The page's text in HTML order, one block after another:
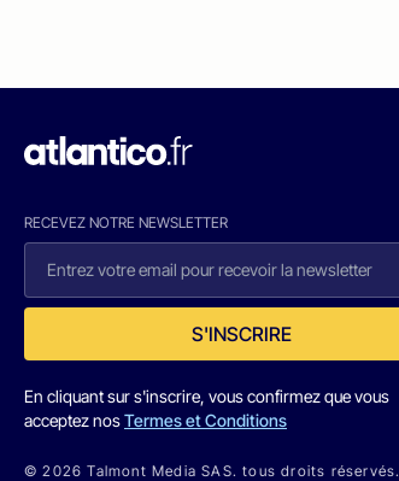
RECEVEZ NOTRE NEWSLETTER
S'INSCRIRE
En cliquant sur s'inscrire, vous confirmez que vous
acceptez nosTermes et Conditions
© 2026 Talmont Media SAS. tous droits réservés.